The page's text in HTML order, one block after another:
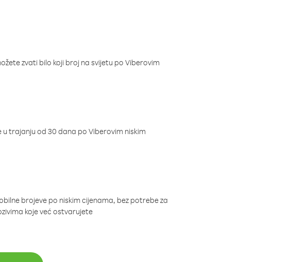
zvati bilo koji broj na svijetu po Viberovim
trajanju od 30 dana po Viberovim niskim
brojeve po niskim cijenama, bez potrebe za
koje već ostvarujete